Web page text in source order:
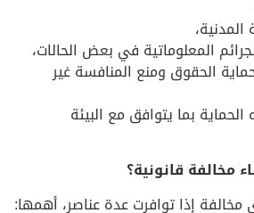
المعلوماتية في بعض الحالات،
الحقوق ومنع المنافسة غير
بما يتوافق مع البيئة
مخالفة قانونية؟
مخالفة إذا توافرت عدة عناصر، أهمها: